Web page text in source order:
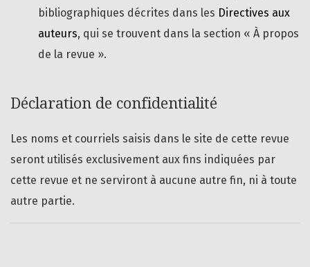
bibliographiques décrites dans les Directives aux
auteurs, qui se trouvent dans la section « À propos
de la revue ».
Déclaration de confidentialité
Les noms et courriels saisis dans le site de cette revue
seront utilisés exclusivement aux fins indiquées par
cette revue et ne serviront à aucune autre fin, ni à toute
autre partie.